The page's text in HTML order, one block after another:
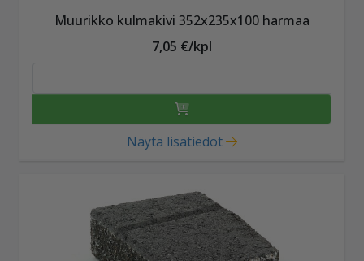
Muurikko kulmakivi 352x235x100 harmaa
7,05 €/kpl
Näytä lisätiedot